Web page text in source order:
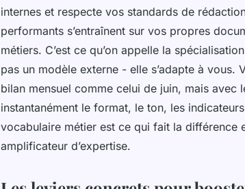
internes et respecte vos standards de
performants s’entraînent sur vos propres
métiers. C’est ce qu’on appelle la
pas un modèle externe - elle s’adapte à
bilan mensuel comme celui de juin, mais avec
instantanément le format, le ton, les
vocabulaire métier est ce qui fait la différence
amplificateur d’expertise.